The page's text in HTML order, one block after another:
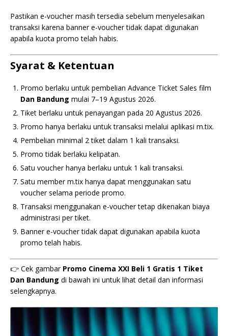
Pastikan e-voucher masih tersedia sebelum menyelesaikan
transaksi karena banner e-voucher tidak dapat digunakan
apabila kuota promo telah habis.
Syarat & Ketentuan
Promo berlaku untuk pembelian Advance Ticket Sales film
Dan Bandung mulai 7–19 Agustus 2026.
Tiket berlaku untuk penayangan pada 20 Agustus 2026.
Promo hanya berlaku untuk transaksi melalui aplikasi m.tix.
Pembelian minimal 2 tiket dalam 1 kali transaksi.
Promo tidak berlaku kelipatan.
Satu voucher hanya berlaku untuk 1 kali transaksi.
Satu member m.tix hanya dapat menggunakan satu
voucher selama periode promo.
Transaksi menggunakan e-voucher tetap dikenakan biaya
administrasi per tiket.
Banner e-voucher tidak dapat digunakan apabila kuota
promo telah habis.
👉 Cek gambar Promo Cinema XXI Beli 1 Gratis 1 Tiket
Dan Bandung di bawah ini untuk lihat detail dan informasi
selengkapnya.